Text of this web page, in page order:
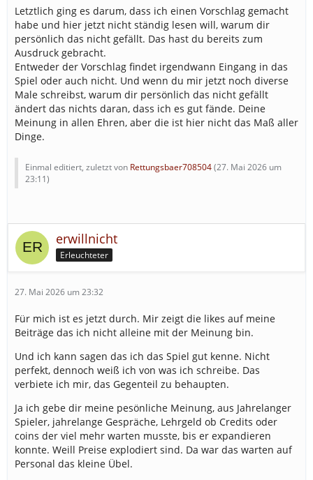
Letztlich ging es darum, dass ich einen Vorschlag gemacht
habe und hier jetzt nicht ständig lesen will, warum dir
persönlich das nicht gefällt. Das hast du bereits zum
Ausdruck gebracht.
Entweder der Vorschlag findet irgendwann Eingang in das
Spiel oder auch nicht. Und wenn du mir jetzt noch diverse
Male schreibst, warum dir persönlich das nicht gefällt
ändert das nichts daran, dass ich es gut fände. Deine
Meinung in allen Ehren, aber die ist hier nicht das Maß aller
Dinge.
Einmal editiert, zuletzt von Rettungsbaer708504(27. Mai 2026 um
23:11)
erwillnicht
Erleuchteter
27. Mai 2026 um 23:32
Für mich ist es jetzt durch. Mir zeigt die likes auf meine
Beiträge das ich nicht alleine mit der Meinung bin.
Und ich kann sagen das ich das Spiel gut kenne. Nicht
perfekt, dennoch weiß ich von was ich schreibe. Das
verbiete ich mir, das Gegenteil zu behaupten.
Ja ich gebe dir meine pesönliche Meinung, aus Jahrelanger
Spieler, jahrelange Gespräche, Lehrgeld ob Credits oder
coins der viel mehr warten musste, bis er expandieren
konnte. Weill Preise explodiert sind. Da war das warten auf
Personal das kleine Übel.